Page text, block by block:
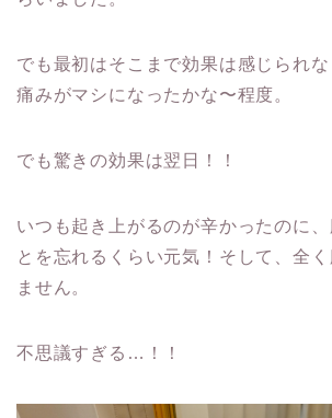
でも最初はそこまで効果は感じられ
痛みがマシになったかな〜程度。
でも驚きの効果は翌日！！
いつも起き上がるのが辛かったのに、
とを忘れるくらい元気！そして、全
ません。
不思議すぎる…！！